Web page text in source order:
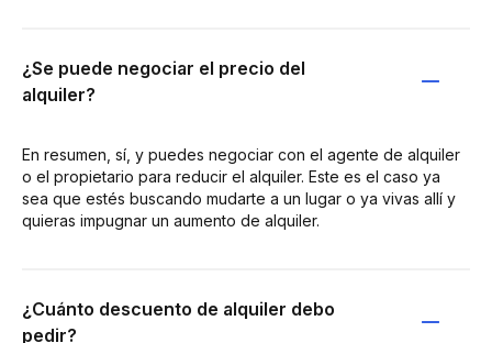
¿Se puede negociar el precio del
alquiler?
En resumen, sí, y puedes negociar con el agente de alquiler
o el propietario para reducir el alquiler. Este es el caso ya
sea que estés buscando mudarte a un lugar o ya vivas allí y
quieras impugnar un aumento de alquiler.
¿Cuánto descuento de alquiler debo
pedir?